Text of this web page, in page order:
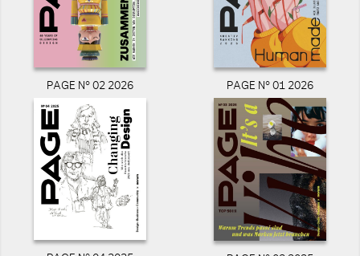
PAGE N° 02 2026 PAGE N° 01 2026